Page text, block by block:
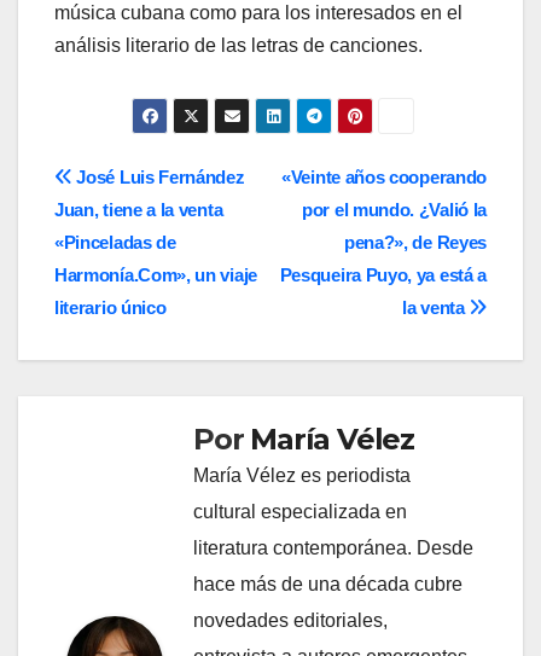
música cubana como para los interesados en el
análisis literario de las letras de canciones.
Navegación
de
entradas
«Veinte años cooperando
por el mundo. ¿Valió la
pena?», de Reyes
Pesqueira Puyo, ya está a
la venta
José Luis Fernández
Juan, tiene a la venta
«Pinceladas de
Harmonía.Com», un viaje
literario único
Por María Vélez
María Vélez es periodista
cultural especializada en
literatura contemporánea. Desde
hace más de una década cubre
novedades editoriales,